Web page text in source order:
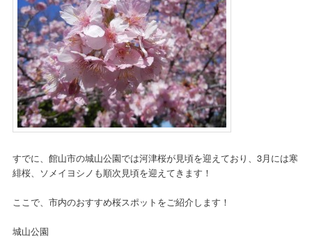
すでに、館山市の城山公園では河津桜が見頃を迎えており、3月には寒
緋桜、ソメイヨシノも順次見頃を迎えてきます！
ここで、市内のおすすめ桜スポットをご紹介します！
城山公園